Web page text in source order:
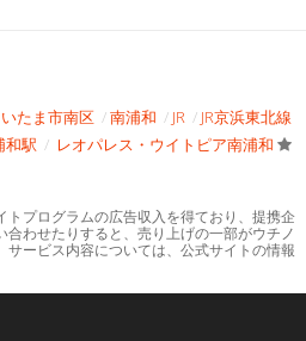
たま市南区 南浦和 JR
JR京浜東北線
和駅
レオパレス・ウイトピア南浦和
トプログラムの広告収入を得ており、提携企
わせたりすると、売り上げの一部がウチノ
サービス内容については、公式サイトの情報